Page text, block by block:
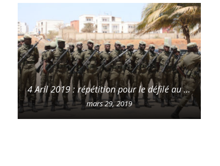
4 Aril 2019 : répétition pour le défilé au Stade LSS en présence du DG des Douanes, Oumar Diallo
mars 29, 2019